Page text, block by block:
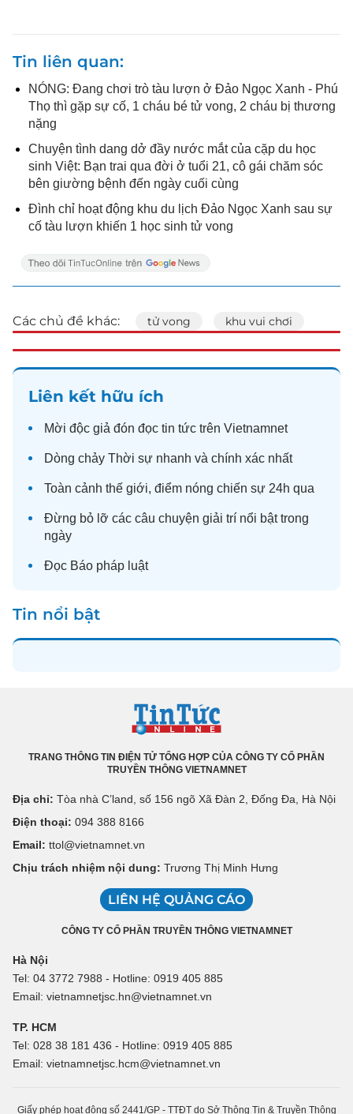
Tin liên quan
NÓNG: Đang chơi trò tàu lượn ở Đảo Ngọc Xanh - Phú
Thọ thì gặp sự cố, 1 cháu bé tử vong, 2 cháu bị thương
nặng
Chuyện tình dang dở đầy nước mắt của cặp du học
sinh Việt: Bạn trai qua đời ở tuổi 21, cô gái chăm sóc
bên giường bệnh đến ngày cuối cùng
Đình chỉ hoạt động khu du lịch Đảo Ngọc Xanh sau sự
cố tàu lượn khiến 1 học sinh tử vong
Các chủ đề khác: tử vong khu vui chơi
Liên kết hữu ích
Mời độc giả đón đọc tin tức trên Vietnamnet
Dòng chảy Thời sự nhanh và chính xác nhất
Toàn cảnh thế giới, điểm nóng chiến sự 24h qua
Đừng bỏ lỡ các câu chuyện giải trí nổi bật trong
ngày
Đọc Báo pháp luật
Tin nổi bật
TRANG THÔNG TIN ĐIỆN TỬ TỔNG HỢP CỦA CÔNG TY CỔ PHẦN
TRUYỀN THÔNG VIETNAMNET
Địa chỉ: Tòa nhà C’land, số 156 ngõ Xã Đàn 2, Đống Đa, Hà Nội
Điện thoại: 094 388 8166
Email: ttol@vietnamnet.vn
Chịu trách nhiệm nội dung: Trương Thị Minh Hưng
LIÊN HỆ QUẢNG CÁO
CÔNG TY CỔ PHẦN TRUYỀN THÔNG VIETNAMNET
Hà Nội
Tel: 04 3772 7988 - Hotline: 0919 405 885
Email: vietnamnetjsc.hn@vietnamnet.vn
TP. HCM
Tel: 028 38 181 436 - Hotline: 0919 405 885
Email: vietnamnetjsc.hcm@vietnamnet.vn
Giấy phép hoạt động số 2441/GP - TTĐT do Sở Thông Tin & Truyền Thông